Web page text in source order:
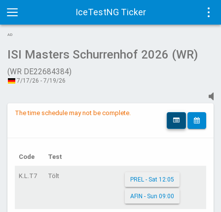
IceTestNG Ticker
Toggle
navigation
AD
ISI Masters Schurrenhof 2026 (WR)
(WR DE22684384)
7/17/26 - 7/19/26
The time schedule may not be complete.
Code Test
K.L.T7 Tölt PREL - Sat 12:05
AFIN - Sun 09:00